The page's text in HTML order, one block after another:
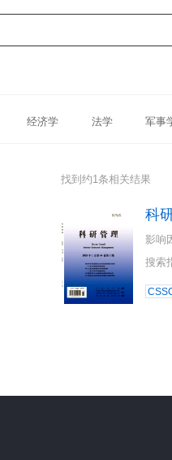
经济学 法学 军事
找到约1条相关结果
科
影响
搜索